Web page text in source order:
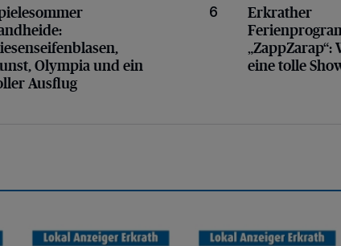
Kunst, Olympia und ein toller Ausflug
Olympia und ein
Ausflug
6
ZirkusErkrather
„ZappZarap“:
eine tolle